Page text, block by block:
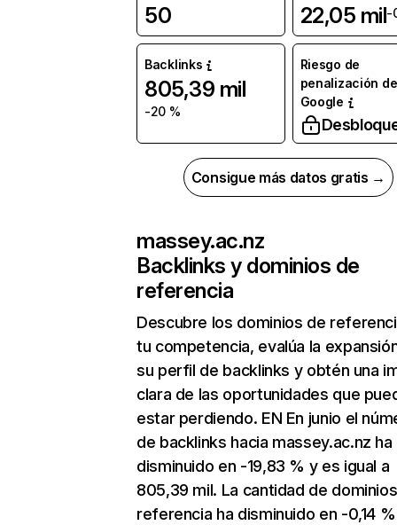
50 22,05 mil-
Backlinks
805,39 mil
-20 %
Riesgo de
penalización de
Google
Consigue más datos gratis →
massey.ac.nz
Backlinks y dominios de
referencia
Descubre los dominios de
tu competencia, evalúa la
su perfil de backlinks y obtén una
clara de las oportunidades que
estar perdiendo. EN En junio el
de backlinks hacia massey.ac.nz ha
disminuido en -19,83 % y es igual a
805,39 mil. La cantidad de
referencia ha disminuido en -0,14